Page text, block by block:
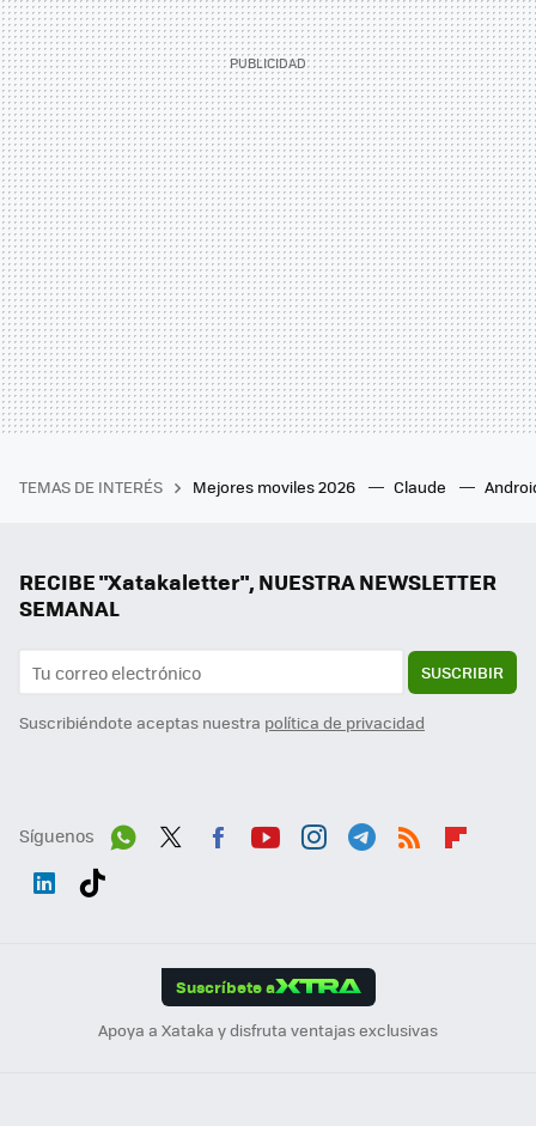
TEMAS DE INTERÉS Mejores moviles 2026 Claude
RECIBE "Xatakaletter", NUESTRA NEWSLETTER
SEMANAL
SUSCRIBIR
Suscribiéndote aceptas nuestra política de privacidad
Síguenos
Suscríbete a
Apoya a Xataka y disfruta ventajas exclusivas